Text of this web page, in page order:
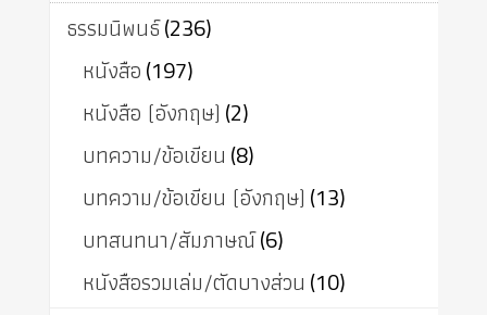
ธรรมนิพนธ์(236)
หนังสือ(197)
หนังสือ (อังกฤษ) (2)
บทความ/ข้อเขียน (8)
บทความ/ข้อเขียน (อังกฤษ) (13)
บทสนทนา/สัมภาษณ์(6)
หนังสือรวมเล่ม/ตัดบางส่วน (10)